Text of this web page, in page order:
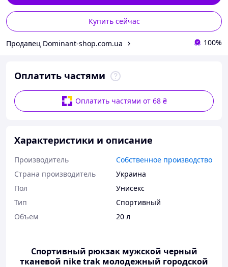
Купить сейчас
Продавец Dominant-shop.com.ua 100%
Оплатить частями
Оплатить частями от 68 ₴
Характеристики и описание
Производитель
Собственное производство
Страна производитель
Украина
Пол
Унисекс
Тип
Спортивный
Объем
20 л
Спортивный рюкзак мужской черный
тканевой nike trak молодежный городской